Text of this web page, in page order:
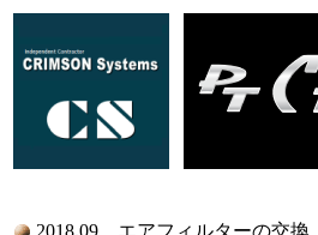
2018.09 エアフィルターの交